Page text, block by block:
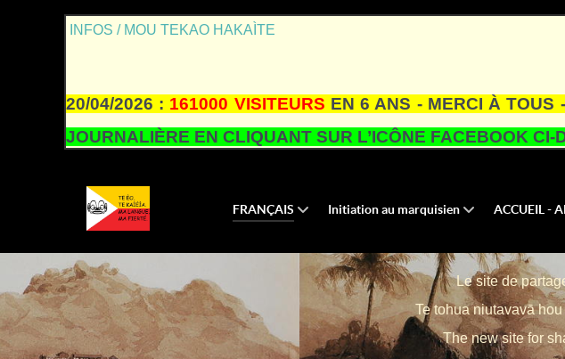
INFOS / MOU TEKAO HAKAÌTE
20/04/2026 : 161000 VISITEURS EN 6 ANS - MERCI À TOUS
JOURNALIÈRE EN CLIQUANT SUR L’ICÔNE FACEBOOK
FRANÇAIS Initiation au marquisien ACCUEIL -
Le site de
Te tohua niutavavā
The new site for